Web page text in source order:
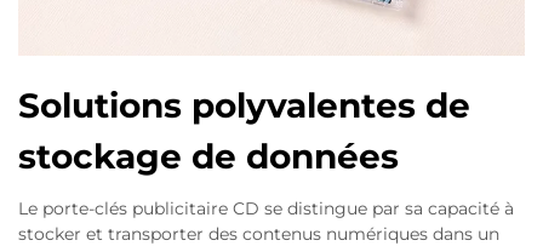
Solutions polyvalentes de
stockage de données
Le porte-clés publicitaire CD se distingue par sa capacité à
stocker et transporter des contenus numériques dans un